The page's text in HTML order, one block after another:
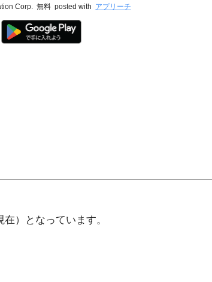
Corp. 無料 posted with アプリーチ
在）となっています。